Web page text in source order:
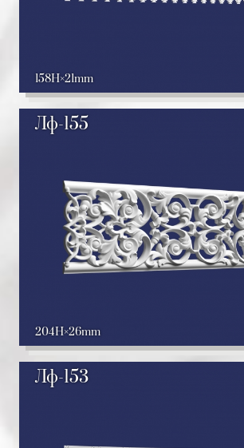
158H 21mm
Лф-155
204H 26mm
Лф-153